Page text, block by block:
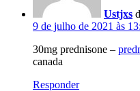
Ustjxs
9 de julho de 2021 às
30mg prednisone –
canada
Responder